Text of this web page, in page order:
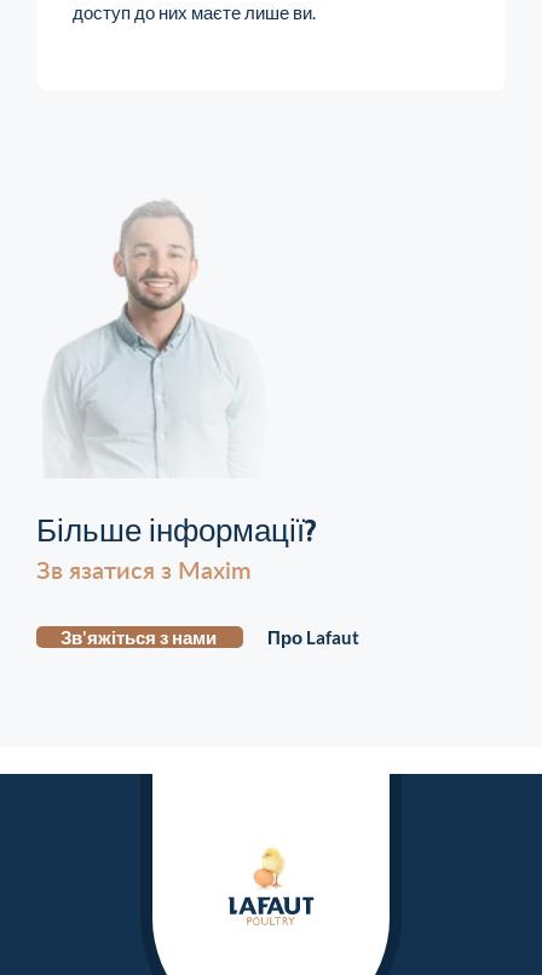
доступ до них маєте лише ви.
Більше інформації?
Зв язатися з Maxim
Зв'яжіться з нами Про Lafaut